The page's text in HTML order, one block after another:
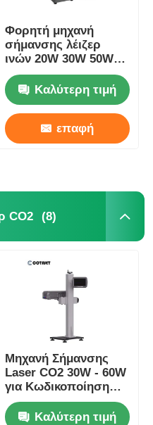
Φορητή μηχανή
σήμανσης λέιζερ
ινών 20W 30W 50W
100W φορητή
συσκευή σήμανσης
λέιζερ για μέταλλο
Καλύτερη τιμή
επαφή
CO2 (8)
Μηχανή Σήμανσης
Laser CO2 30W - 60W
για Κωδικοποίηση
Φιαλών σε Γραμμή
Παραγωγής
Καλύτερη τιμή